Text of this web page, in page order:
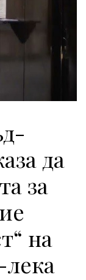
да
за
на